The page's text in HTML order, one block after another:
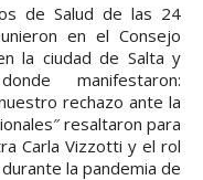
de Salud de las 24
en el Consejo
la ciudad de Salta y
manifestaron:
rechazo ante la
resaltaron para
Carla Vizzotti y el rol
la pandemia de